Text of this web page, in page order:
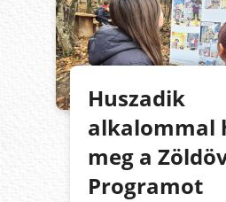
Huszadik
alkalommal
meg a
Programot